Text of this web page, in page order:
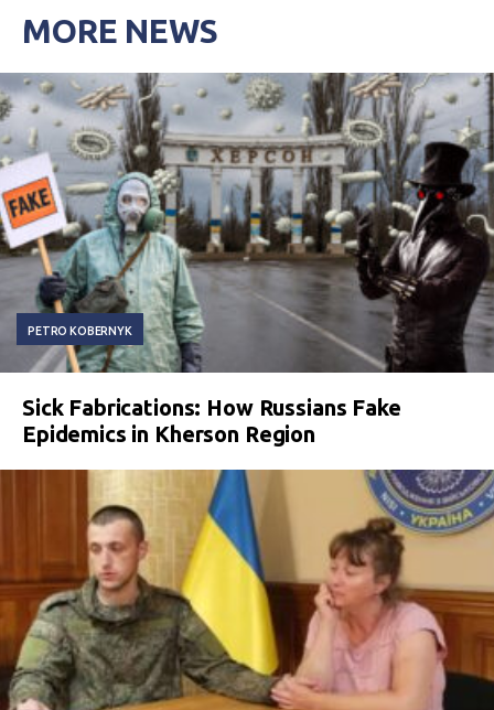
MORE NEWS
PETRO KOBERNYK
Sick Fabrications: How Russians Fake
Epidemics in Kherson Region